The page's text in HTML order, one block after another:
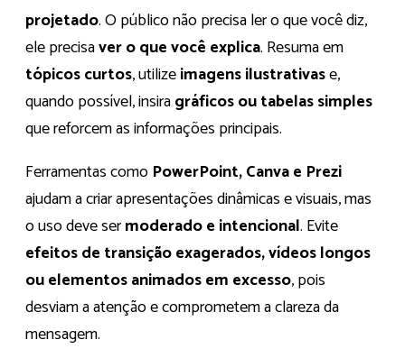
projetado. O público não precisa ler o que você diz,
ele precisaver o que você explica. Resuma em
tópicos curtos, utilizeimagens ilustrativase,
quando possível, insiragráficos ou tabelas simples
que reforcem as informações principais.
Ferramentas como PowerPoint, Canva e Prezi
ajudam a criar apresentações dinâmicas e visuais, mas
o uso deve sermoderado e intencional. Evite
efeitos de transição exagerados, vídeos longos
ou elementos animados em excesso, pois
desviam a atenção e comprometem a clareza da
mensagem.